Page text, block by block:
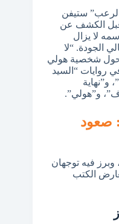
من “ملك الرعب” ستيفن
قبل الكشف عن
لا يزال
الجودة. “لا
حول شخصية هولي
روايات “السيد
و”نهاية
و”هولي”.
المشهد العربي في 2025: صعود
وبرز فيه توجهان
الكتب